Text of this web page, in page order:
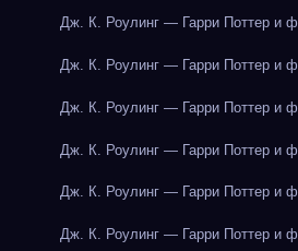
Дж. К. Роулинг — Гарри Поттер и
Дж. К. Роулинг — Гарри Поттер и
Дж. К. Роулинг — Гарри Поттер и
Дж. К. Роулинг — Гарри Поттер и
Дж. К. Роулинг — Гарри Поттер и
Дж. К. Роулинг — Гарри Поттер и